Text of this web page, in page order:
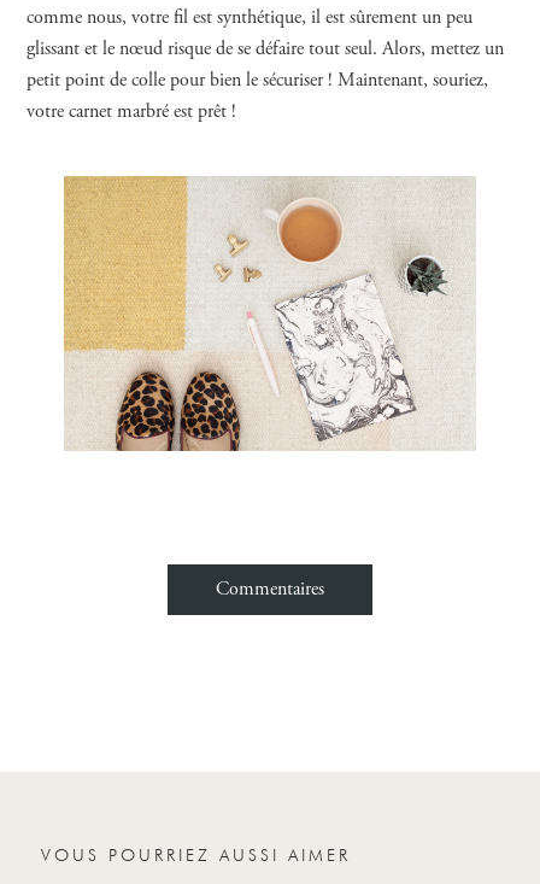
comme nous, votre fil est synthétique, il est sûrement un peu
glissant et le nœud risque de se défaire tout seul. Alors, mettez un
petit point de colle pour bien le sécuriser ! Maintenant, souriez,
votre carnet marbré est prêt !
Commentaires
Votre message
VOUS POURRIEZ AUSSI AIMER